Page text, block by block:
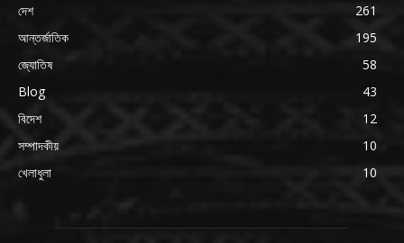
দেশ
261
আন্তর্জাতিক
195
জ্যোতিষ
58
Blog
43
বিদেশ
12
সম্পাদকীয়
10
খেলাধুলা
10